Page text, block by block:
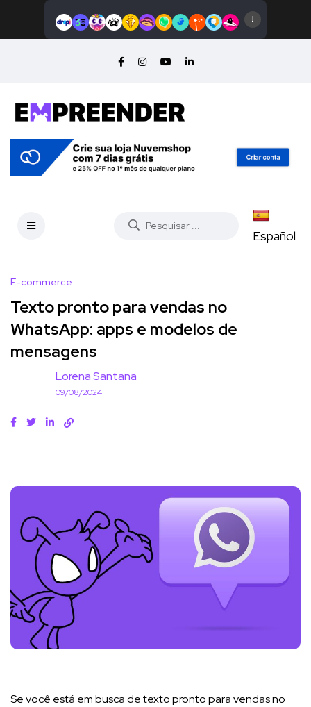
Español
E-commerce
Texto pronto para vendas no
WhatsApp: apps e modelos de
mensagens
Lorena Santana
09/08/2024
Se você está em busca de texto pronto para vendas no